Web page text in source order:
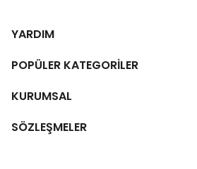
YARDIM
POPÜLER KATEGORİLER
KURUMSAL
SÖZLEŞMELER